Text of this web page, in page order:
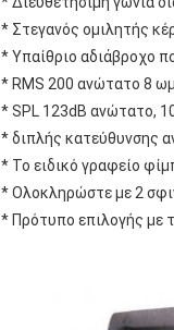
* Στεγανός ομιλητής
* Υπαίθριο αδιάβροχο
* RMS 200 ανώτατο 8
* SPL 123dB ανώτατο,
* διπλής κατεύθυνσης
* Το ειδικό γραφείο
* Ολοκληρώστε με 2
* Πρότυπο επιλογής με